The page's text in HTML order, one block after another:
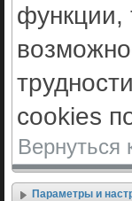
функции,
cookies
Вернуться
Параметры и